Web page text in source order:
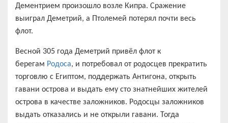
Дементрием произошло возле Кипра. Сражение
выиграл Деметрий, а Птолемей потерял почти весь
флот.
Весной 305 года Деметрий привёл флот к
берегам Родоса, и потребовал от родосцев прекратить
торговлю с Египтом, поддержать Антигона, открыть
гавани острова и выдать ему сто знатнейших жителей
острова в качестве заложников. Родосцы заложников
выдать отказались и не открыли гавани. Тогда